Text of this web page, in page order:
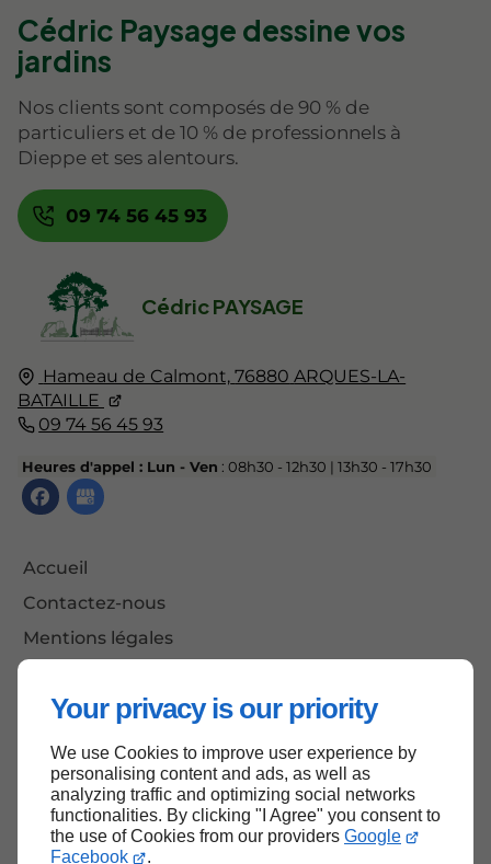
Your privacy is our priority
We use Cookies to improve user experience by
personalising content and ads, as well as
analyzing traffic and optimizing social networks
functionalities. By clicking "I Agree" you consent to
the use of Cookies from our providers Google
Facebook
.
Cédric PAYSAGE
Hameau de Calmont, 76880 ARQUES-LA-
BATAILLE
09 74 56 45 93
Heures d'appel : Lun - Ven : 08h30 - 12h30 | 13h30 - 17h30
Accueil
Contactez-nous
Mentions légales
Cédric Paysage dessine vos
jardins
Nos clients sont composés de 90 % de
particuliers et de 10 % de professionnels à
Dieppe et ses alentours.
09 74 56 45 93
Haut de page